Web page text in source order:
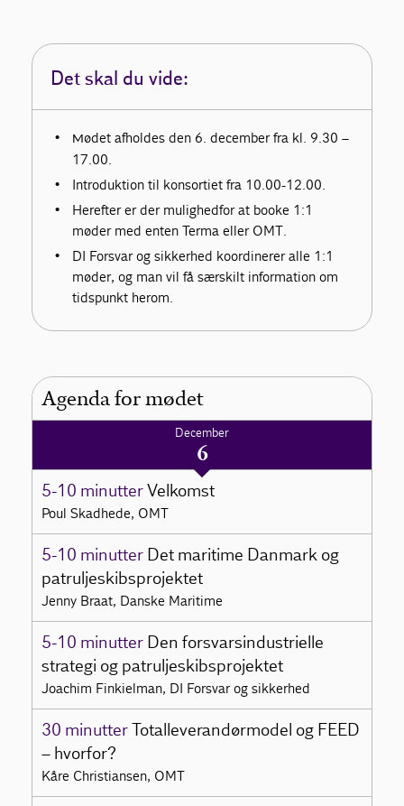
Det skal du vide:
Mødet afholdes den 6. december fra kl. 9.30 –
17.00.
Introduktion til konsortiet fra 10.00-12.00.
Herefter er der mulighedfor at booke 1:1
møder med enten Terma eller OMT.
DI Forsvar og sikkerhed koordinerer alle 1:1
møder, og man vil få særskilt information om
tidspunkt herom.
Agenda for mødet
December
6
5-10 minutterVelkomst
Poul Skadhede, OMT
5-10 minutter Det maritime Danmark og
patruljeskibsprojektet
Jenny Braat, Danske Maritime
5-10 minutter Den forsvarsindustrielle
strategi og patruljeskibsprojektet
Joachim Finkielman, DI Forsvar og sikkerhed
30 minutterTotalleverandørmodel og FEED
– hvorfor?
Kåre Christiansen, OMT